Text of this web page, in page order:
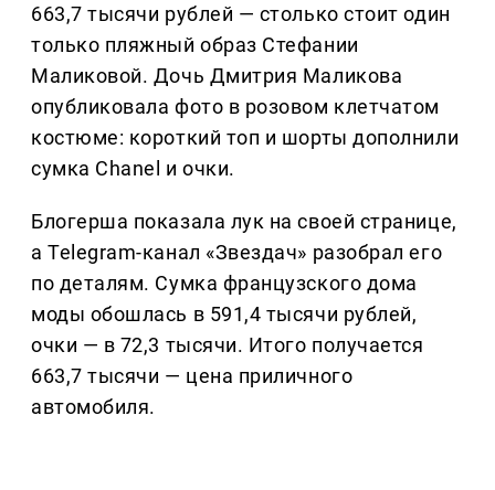
663,7 тысячи рублей — столько стоит один
только пляжный образ Стефании
Маликовой. Дочь Дмитрия Маликова
опубликовала фото в розовом клетчатом
костюме: короткий топ и шорты дополнили
сумка Chanel и очки.
Блогерша показала лук на своей странице,
а Telegram-канал «Звездач» разобрал его
по деталям. Сумка французского дома
моды обошлась в 591,4 тысячи рублей,
очки — в 72,3 тысячи. Итого получается
663,7 тысячи — цена приличного
автомобиля.